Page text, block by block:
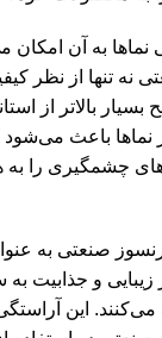
به آن امکان
تنها از نظر
بالاتر از
نماها باعث
چشمگیری را به
صنعتی به
و جذابیت به
این آراستگی